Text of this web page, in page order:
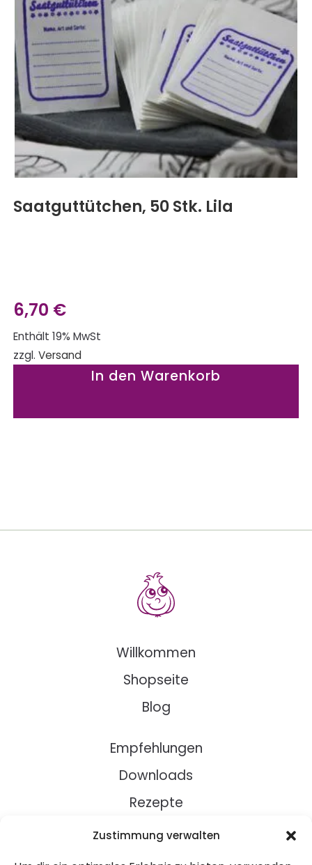
Zustimmung verwalten
Saatguttütchen, 50 Stk. Lila
6,70 €
Enthält 19% MwSt
zzgl. Versand
In den Warenkorb
Willkommen
Shopseite
Blog
Empfehlungen
Downloads
Rezepte
Über Uns